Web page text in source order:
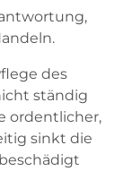
des
ständig
ordentlicher,
sinkt die